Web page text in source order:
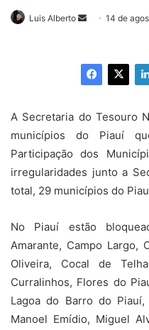
Luis Alberto
Mande
mail
14 de
A Secretaria do Tesouro
municípios do Piauí
Participação dos
irregularidades junto a
total, 29 municípios do
No Piauí estão
Amarante, Campo Largo,
Oliveira, Cocal de
Curralinhos, Flores do
Lagoa do Barro do Piauí,
Manoel Emídio, Miguel